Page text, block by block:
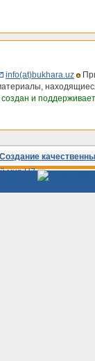
info(at)bukhara.uz
и
Создание